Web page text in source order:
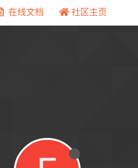
在线文档 社区主页